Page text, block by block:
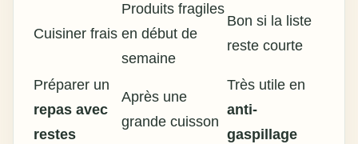
Cuisiner frais
Produits fragiles
en début de
semaine
Bon si la liste
reste courte
Préparer un
repas avec
restes
Après une
grande cuisson
Très utile en
anti-
gaspillage